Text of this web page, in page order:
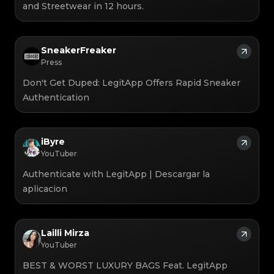
and Streetwear in 12 hours.
SneakerFreaker
Press
Don't Get Duped: LegitApp Offers Rapid Sneaker
Authentication
iByre
YouTuber
Authenticate with LegitApp | Descargar la
aplicacion
Lailli Mirza
YouTuber
BEST & WORST LUXURY BAGS Feat. LegitApp